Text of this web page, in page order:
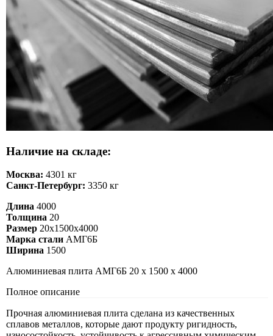
Наличие на складе:
Москва: 4301 кг
Санкт-Петербург: 3350 кг
Длина 4000
Толщина 20
Размер 20х1500х4000
Марка стали АМГ6Б
Ширина 1500
Алюминиевая плита АМГ6Б 20 х 1500 х 4000
Полное описание
Прочная алюминиевая плита сделана из качественных
сплавов металлов, которые дают продукту ригидность,